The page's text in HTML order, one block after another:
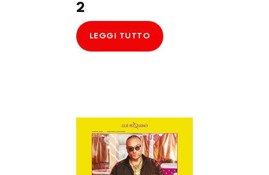
2
LEGGI TUTTO